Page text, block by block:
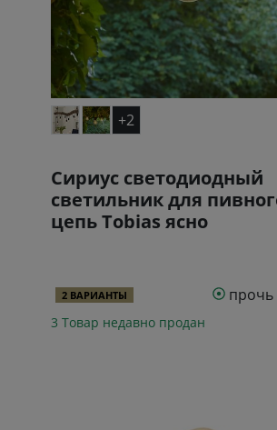
+2
Сириус светодиодный
светильник для
цепь Tobias ясно
прочь
2 ВАРИАНТЫ
3 Товар недавно продан